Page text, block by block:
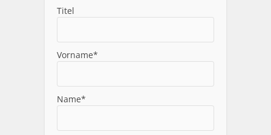
Titel
Vorname*
Name*